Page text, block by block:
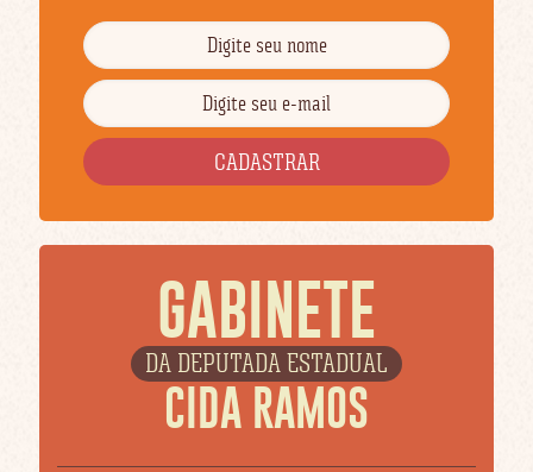
GABINETE
DA DEPUTADA ESTADUAL
CIDA RAMOS